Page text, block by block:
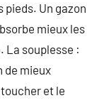
pieds. Un gazon
mieux les
La souplesse :
de mieux
et le